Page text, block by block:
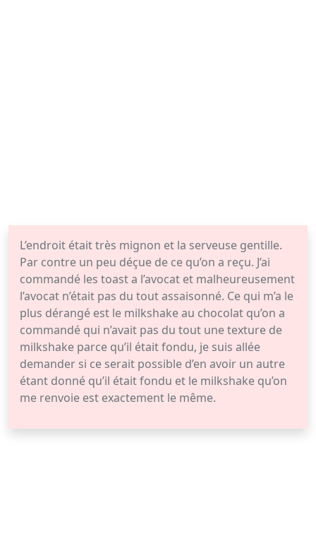
L’endroit était très mignon et la serveuse gentille.
Par contre un peu déçue de ce qu’on a reçu. J’ai
commandé les toast a l’avocat et malheureusement
l’avocat n’était pas du tout assaisonné. Ce qui m’a le
plus dérangé est le milkshake au chocolat qu’on a
commandé qui n’avait pas du tout une texture de
milkshake parce qu’il était fondu, je suis allée
demander si ce serait possible d’en avoir un autre
étant donné qu’il était fondu et le milkshake qu’on
me renvoie est exactement le même.